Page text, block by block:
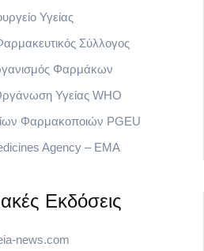
Υγείας
Σύλλογος
Φαρμάκων
Υγείας WHO
Φαρμακοποιών PGEU
Agency – EMA
Εκδόσεις
news.com